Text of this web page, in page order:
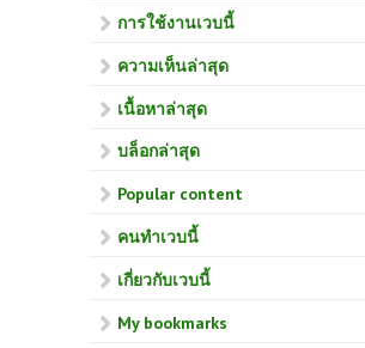
การใช้งานเวบนี้
ความเห็นล่าสุด
เนื้อหาล่าสุด
บล็อกล่าสุด
Popular content
คนทำเวบนี้
เกี่ยวกับเวบนี้
My bookmarks